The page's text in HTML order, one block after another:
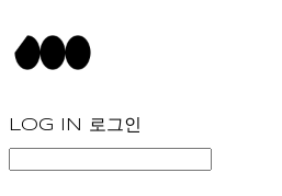
LOG IN 로그인